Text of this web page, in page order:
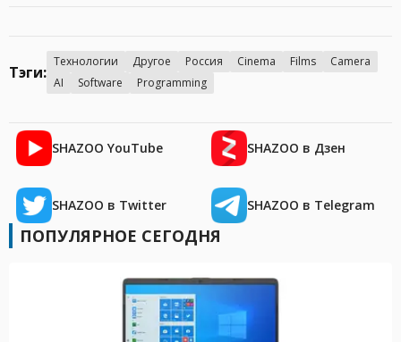
Тэги:
Технологии Другое Россия Cinema Films
Camera
AI
Software Programming
SHAZOO YouTube SHAZOO в Дзен
SHAZOO в Twitter SHAZOO в Telegram
ПОПУЛЯРНОЕ СЕГОДНЯ